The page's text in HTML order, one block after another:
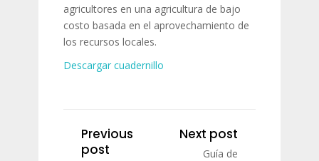
agricultores en una agricultura de bajo
costo basada en el aprovechamiento de
los recursos locales.
Descargar cuadernillo
Previous
post
Next post
Guía de